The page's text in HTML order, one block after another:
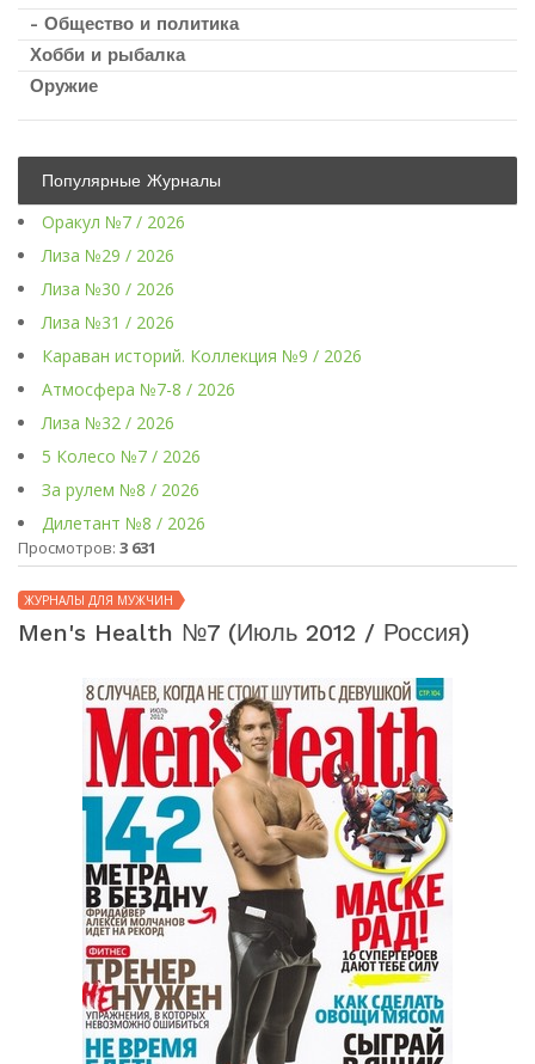
- Общество и политика
Хобби и рыбалка
Оружие
Популярные Журналы
Оракул №7 / 2026
Лиза №29 / 2026
Лиза №30 / 2026
Лиза №31 / 2026
Караван историй. Коллекция №9 / 2026
Атмосфера №7-8 / 2026
Лиза №32 / 2026
5 Колесо №7 / 2026
За рулем №8 / 2026
Дилетант №8 / 2026
Просмотров: 3 631
ЖУРНАЛЫ ДЛЯ МУЖЧИН
Men's Health №7 (июль 2012 / Россия)